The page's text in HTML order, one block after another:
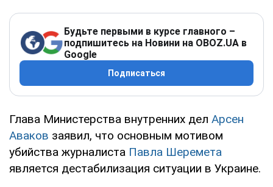
Будьте первыми в курсе главного –
подпишитесь на Новини на OBOZ.UA в
Google
Подписаться
Глава Министерства внутренних дел Арсен
Аваков заявил, что основным мотивом
убийства журналиста Павла Шеремета
является дестабилизация ситуации в Украине.